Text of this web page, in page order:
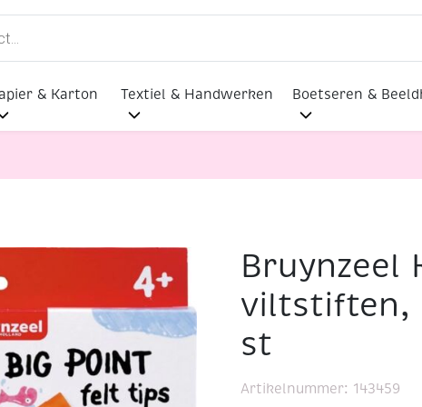
& Karton Textiel & Handwerken Boetseren &
big point viltstiften, assortiment 12 stBruynzeel
viltstiften,
st
Artikelnummer: 143459